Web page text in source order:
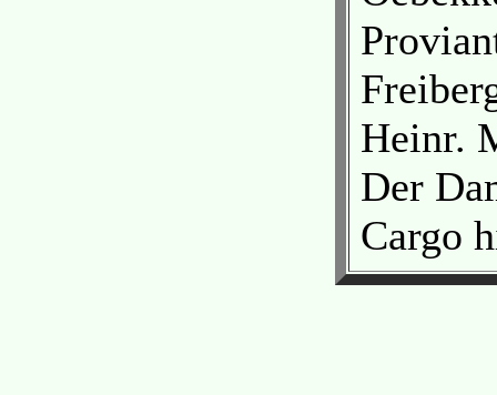
Heinr.
Der
Cargo